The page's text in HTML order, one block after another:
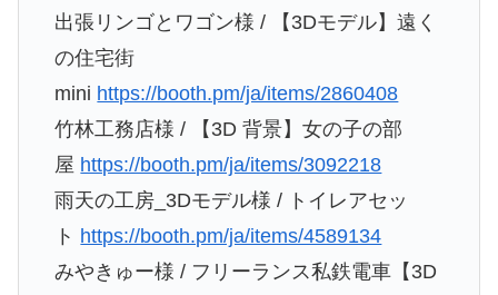
出張リンゴとワゴン様 / 【3Dモデル】遠く
の住宅街
mini https://booth.pm/ja/items/2860408
竹林工務店様 / 【3D 背景】女の子の部
屋 https://booth.pm/ja/items/3092218
雨天の工房_3Dモデル様 / トイレアセッ
ト https://booth.pm/ja/items/4589134
みやきゅー様 / フリーランス私鉄電車【3D